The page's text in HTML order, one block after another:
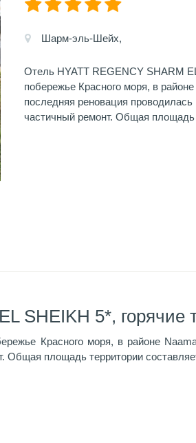
Шарм-эль-Шейх,
Отель HYATT REGENCY SHARM
побережье Красного моря, в
последняя реновация проводилась
частичный ремонт. Общая площадь
SHEIKH 5*, горячие
Красного моря, в районе
Общая площадь территории